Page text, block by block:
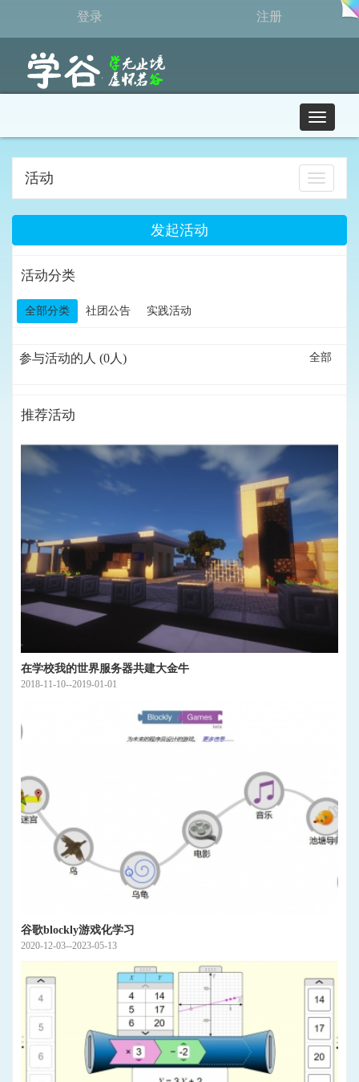
登录 注册
T
o
g
l
e
n
v
n
打
开
活动
发起活动
活动分类
全部分类 社团公告 实践活动
参与活动的人 (0人) 全部
推荐活动
在学校我的世界服务器共建大金牛
2018-11-10--2019-01-01
谷歌blockly游戏化学习
2020-12-03--2023-05-13